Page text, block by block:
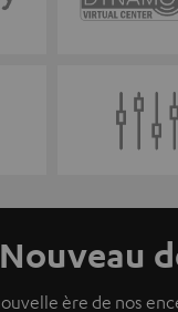
Nouveau
ère de nos